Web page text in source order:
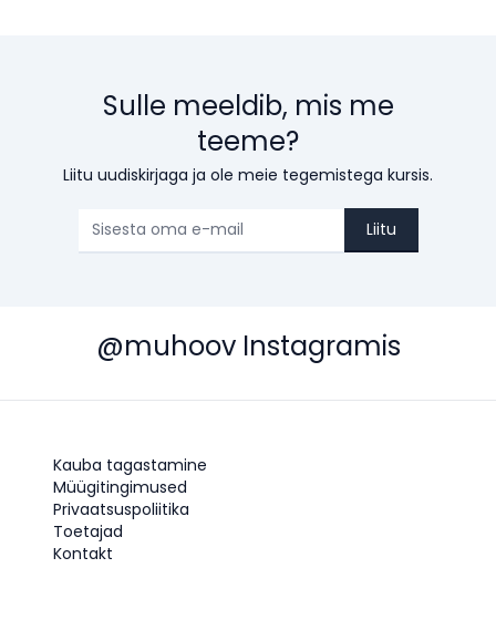
Sulle meeldib, mis me
teeme?
Liitu uudiskirjaga ja ole meie tegemistega kursis.
Liitu
@muhoov Instagramis
Kauba tagastamine
Müügitingimused
Privaatsuspoliitika
Toetajad
Kontakt